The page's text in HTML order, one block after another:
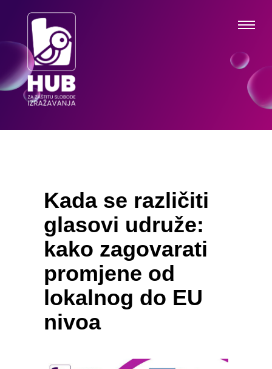
Kada se različiti
glasovi udruže:
kako zagovarati
promjene od
lokalnog do EU
nivoa